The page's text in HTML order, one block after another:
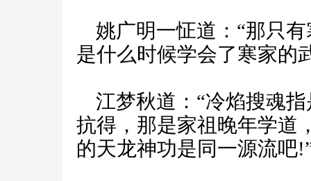
姚广明一怔道：“那只
是什么时候学会了寒家的
江梦秋道：“冷焰搜魂
抗得，那是家祖晚年学道
的天龙神功是同一源流吧